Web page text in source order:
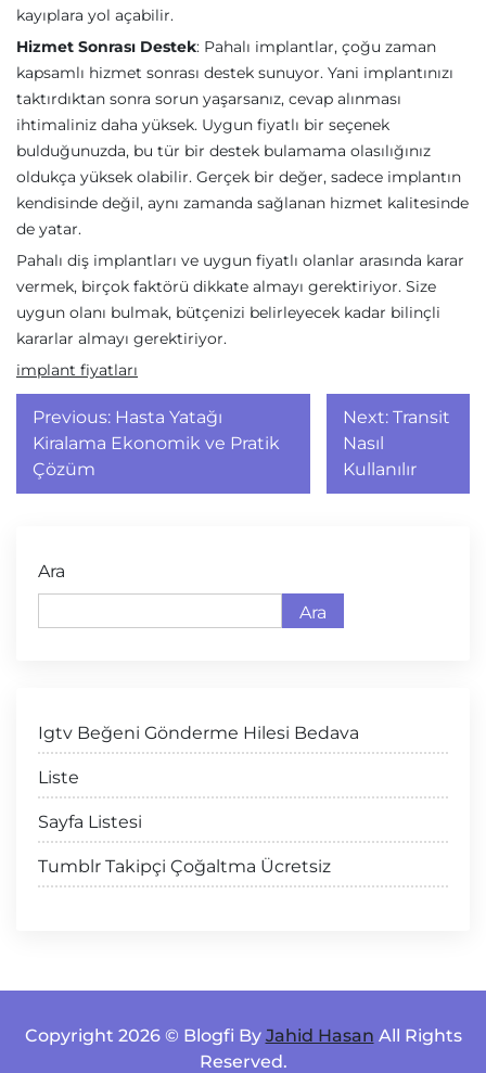
kayıplara yol açabilir.
Hizmet Sonrası Destek: Pahalı implantlar, çoğu zaman
kapsamlı hizmet sonrası destek sunuyor. Yani implantınızı
taktırdıktan sonra sorun yaşarsanız, cevap alınması
ihtimaliniz daha yüksek. Uygun fiyatlı bir seçenek
bulduğunuzda, bu tür bir destek bulamama olasılığınız
oldukça yüksek olabilir. Gerçek bir değer, sadece implantın
kendisinde değil, aynı zamanda sağlanan hizmet kalitesinde
de yatar.
Pahalı diş implantları ve uygun fiyatlı olanlar arasında karar
vermek, birçok faktörü dikkate almayı gerektiriyor. Size
uygun olanı bulmak, bütçenizi belirleyecek kadar bilinçli
kararlar almayı gerektiriyor.
implant fiyatları
Yazı
gezinmesi
Previous: Hasta Yatağı
Kiralama Ekonomik ve Pratik
Çözüm
Next: Transit
Nasıl
Kullanılır
Ara
Ara
Igtv Beğeni Gönderme Hilesi Bedava
Liste
Sayfa Listesi
Tumblr Takipçi Çoğaltma Ücretsiz
Copyright 2026 © Blogfi By Jahid Hasan All Rights
Reserved.